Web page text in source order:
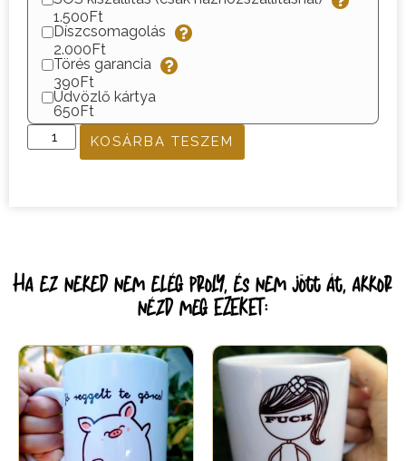
1.500Ft
Díszcsomagolás
2.000Ft
Törés garancia
390Ft
Üdvözlő kártya
650Ft
KOSÁRBA TESZEM
Ha ez neked nem elég proly, és nem jött át, akkor
nézd meg EZEKET: